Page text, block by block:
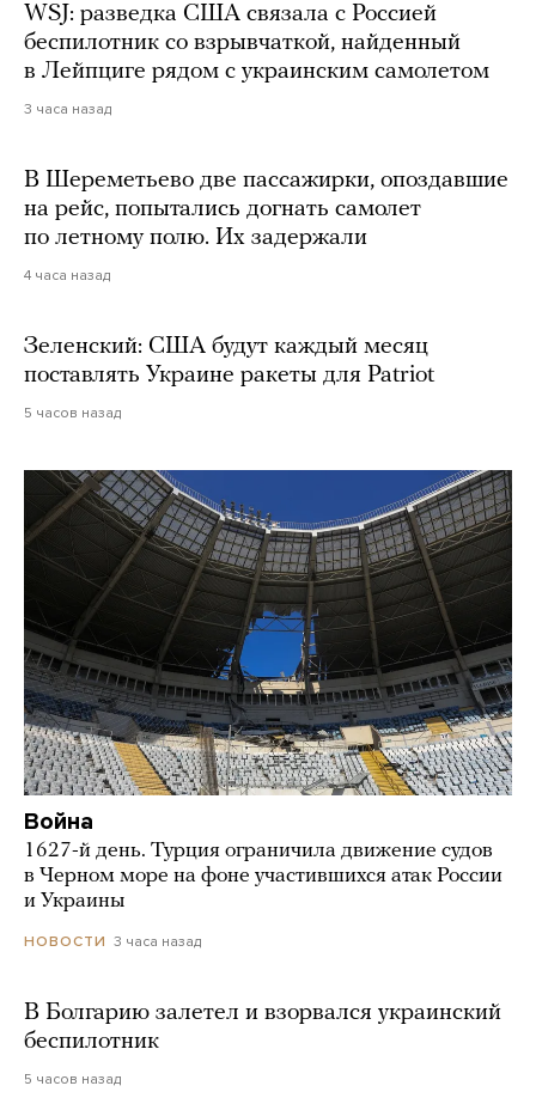
WSJ: разведка США связала с Россией
беспилотник со взрывчаткой, найденный
в Лейпциге рядом с украинским самолетом
3 часа назад
В Шереметьево две пассажирки, опоздавшие
на рейс, попытались догнать самолет
по летному полю. Их задержали
4 часа назад
Зеленский: США будут каждый месяц
поставлять Украине ракеты для Patriot
5 часов назад
Война
1627-й день. Турция ограничила движение судов
в Черном море на фоне участившихся атак России
и Украины
НОВОСТИ 3 часа назад
В Болгарию залетел и взорвался украинский
беспилотник
5 часов назад